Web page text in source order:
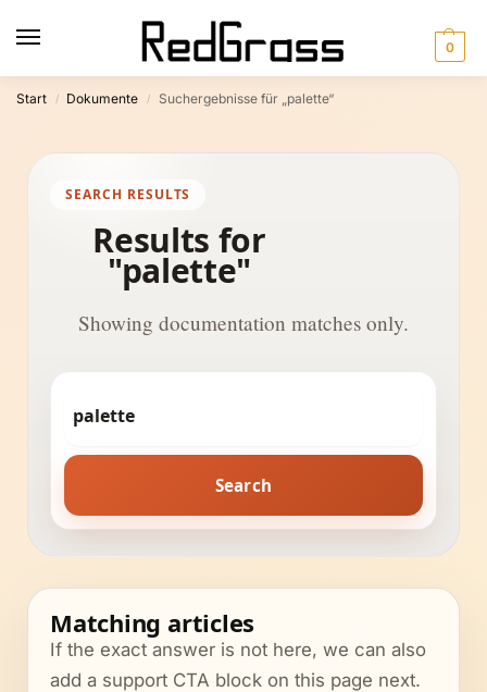
0
Start / Dokumente / Suchergebnisse für „palette“
SEARCH RESULTS
Results for
"palette"
Showing documentation matches only.
Search
Matching articles
If the exact answer is not here, we can also
add a support CTA block on this page next.